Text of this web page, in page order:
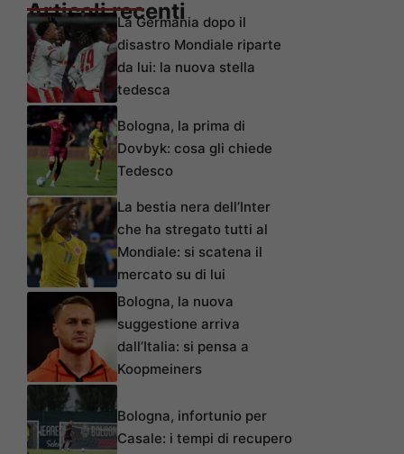
Articoli recenti
La Germania dopo il
disastro Mondiale riparte
da lui: la nuova stella
tedesca
Bologna, la prima di
Dovbyk: cosa gli chiede
Tedesco
La bestia nera dell’Inter
che ha stregato tutti al
Mondiale: si scatena il
mercato su di lui
Bologna, la nuova
suggestione arriva
dall’Italia: si pensa a
Koopmeiners
Bologna, infortunio per
Casale: i tempi di recupero